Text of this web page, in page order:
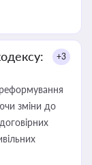
+3
зміни до